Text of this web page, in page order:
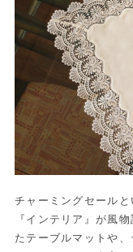
チャーミングセール
『インテリア』が風
たテーブルマットや